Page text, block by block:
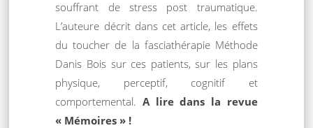
souffrant de stress post traumatique.
L’auteure décrit dans cet article, les effets
du toucher de la fasciathérapie Méthode
Danis Bois sur ces patients, sur les plans
physique, perceptif, cognitif et
comportemental.A lire dans la revue
« Mémoires » !